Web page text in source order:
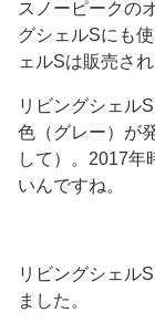
スノーピークの
グシェルSにも
ェルSは販売さ
リビングシェル
色（グレー）が
して）。2017年
いんですね。
リビングシェル
ました。